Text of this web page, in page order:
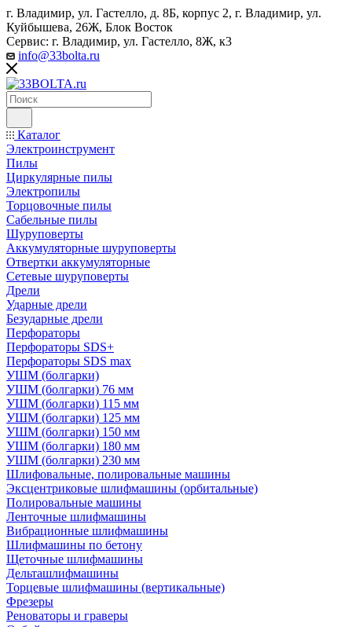
г. Владимир, ул. Гастелло, д. 8Б, корпус 2, г. Владимир, ул. ​
Куйбышева, 26Ж, Блок Восток
Сервис: г. Владимир, ул. Гастелло, 8Ж, к3
info@33bolta.ru
Каталог
Электроинструмент
Пилы
Циркулярные пилы
Электропилы
Торцовочные пилы
Сабельные пилы
Шуруповерты
Аккумуляторные шуруповерты
Отвертки аккумуляторные
Сетевые шуруповерты
Дрели
Ударные дрели
Безударные дрели
Перфораторы
Перфораторы SDS+
Перфораторы SDS max
УШМ (болгарки)
УШМ (болгарки) 76 мм
УШМ (болгарки) 115 мм
УШМ (болгарки) 125 мм
УШМ (болгарки) 150 мм
УШМ (болгарки) 180 мм
УШМ (болгарки) 230 мм
Шлифовальные, полировальные машины
Эксцентриковые шлифмашины (орбитальные)
Полировальные машины
Ленточные шлифмашины
Вибрационные шлифмашины
Шлифмашины по бетону
Щеточные шлифмашины
Дельташлифмашины
Торцевые шлифмашины (вертикальные)
Фрезеры
Реноваторы и граверы